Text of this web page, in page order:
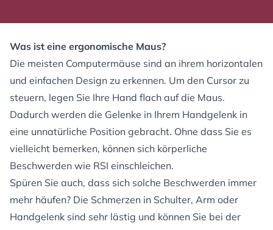
Was ist eine ergonomische Maus?
Die meisten Computermäuse sind an ihrem horizontalen
und einfachen Design zu erkennen. Um den Cursor zu
steuern, legen Sie Ihre Hand flach auf die Maus.
Dadurch werden die Gelenke in Ihrem Handgelenk in
eine unnatürliche Position gebracht. Ohne dass Sie es
vielleicht bemerken, können sich körperliche
Beschwerden wie RSI einschleichen.
Spüren Sie auch, dass sich solche Beschwerden immer
mehr häufen? Die Schmerzen in Schulter, Arm oder
Handgelenk sind sehr lästig und können Sie bei der